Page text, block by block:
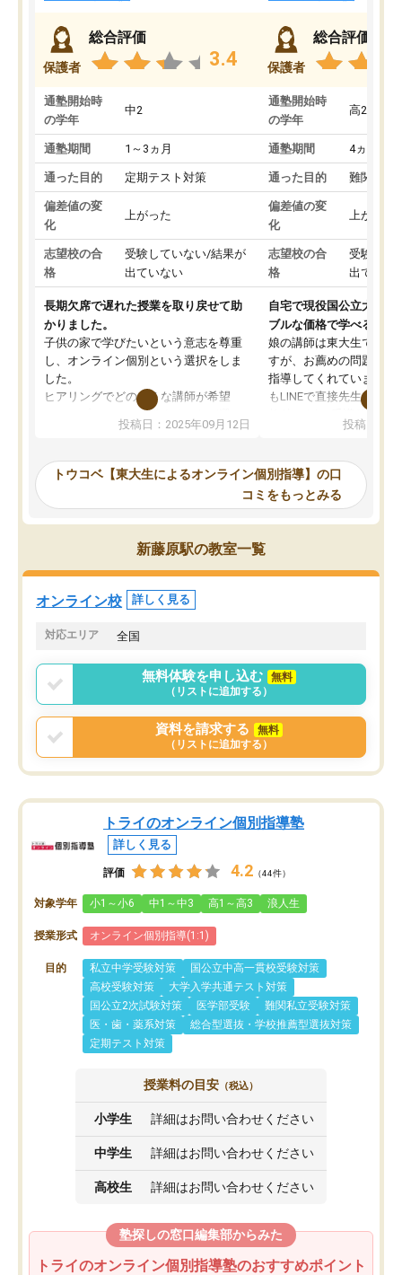
保護者
総合評価
3.4
通塾開始時
の学年
中2
通塾期間 1～3ヵ月
通った目的 定期テスト対策
偏差値の変
化
上がった
志望校の合
格
受験していない/結果が
出ていない
長期欠席で遅れた授業を取り戻せて助
かりました。
子供の家で学びたいという意志を尊重
し、オンライン個別という選択をしま
した。
ヒアリングでどのような講師が希望
か、オプションは付帯するかなど選ぶ
事が出来ました。
ーティングを行い、その講師で良いか
見てから講師を決定する事ができま
す。
うちの子は、初回面談の講師の方で決
オンラインツールを使用した単語帳の
共有があり宿題もそちらで出される形
でした。
言う事で講師変更の申し出があり、あ
まりに短期での変更だった為、塾に通
う事にして退会しました。遅れも取り
戻せ、授業内容や講師の方は良かった
と思います。
投稿日：2025年09月12日
保護者
総合評価
通塾開始時
の学年
高2
通塾期間 4ヵ月～1
通った目的 難関私立
偏差値の変
化
上がった
志望校の合
格
受験して
出ていな
自宅で現役国公立大学生
ブルな価格で学べる
娘の講師は東大生では無
すが、お薦めの問題集や
指導してくれています。
もLINEで直接先生に質問
めれるので、個人に合
いなのがあり(有料)、受
ことをどんなスケジュー
くか相談したのですが、
ち期待したものではなく
くなってきたようなので
投稿日：
トウコベ【東大生によるオンライン個別指導】の口
コミをもっとみる
新藤原駅の教室一覧
オンライン校 詳しく見る
対応エリア 全国
無料体験を申し込む
無料
（リストに追加する）
資料を請求する
無料
（リストに追加する）
トライのオンライン個別指導塾
詳しく見る
評価 4.2 （44件）
対象学年 小1～小6 中1～中3 高1～高3 浪人生
授業形式 オンライン個別指導(1:1)
目的 私立中学受験対策
国公立中高一貫校受験対策
高校受験対策
大学入学共通テスト対策
国公立2次試験対策
医学部受験
難関私立受験対策
医・歯・薬系対策
総合型選抜・学校推薦型選抜対策
定期テスト対策
授業料の目安 （税込）
小学生 詳細はお問い合わせください
中学生 詳細はお問い合わせください
高校生 詳細はお問い合わせください
塾探しの窓口編集部からみた
トライのオンライン個別指導塾のおすすめポイント